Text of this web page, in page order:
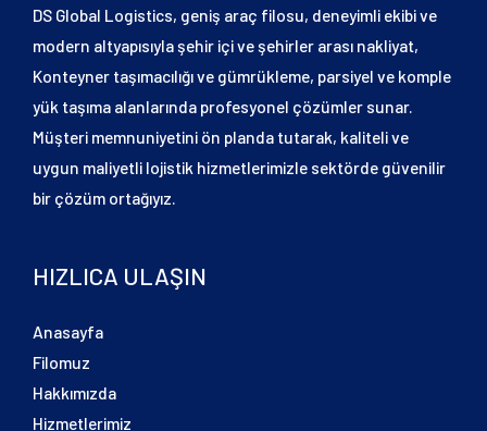
DS Global Logistics, geniş araç filosu, deneyimli ekibi ve
modern altyapısıyla şehir içi ve şehirler arası nakliyat,
Konteyner taşımacılığı ve gümrükleme, parsiyel ve komple
yük taşıma alanlarında profesyonel çözümler sunar.
Müşteri memnuniyetini ön planda tutarak, kaliteli ve
uygun maliyetli lojistik hizmetlerimizle sektörde güvenilir
bir çözüm ortağıyız.
HIZLICA ULAŞIN
Anasayfa
Filomuz
Hakkımızda
Hizmetlerimiz